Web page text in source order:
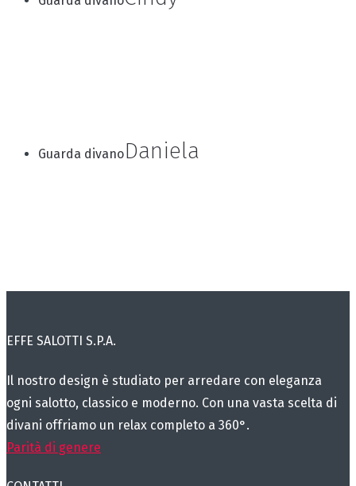
Guarda divanoDaniela
EFFE SALOTTI S.P.A.
Il nostro design è studiato per arredare con eleganza
ogni salotto, classico e moderno. Con una vasta scelta di
divani offriamo un relax completo a 360°.
Parità di genere